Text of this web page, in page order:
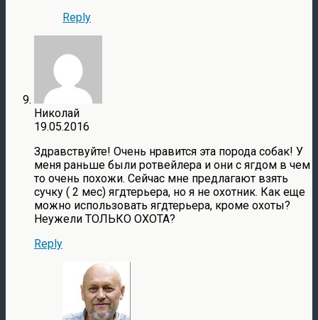
Reply
Николай
19.05.2016
Здравствуйте! Очень нравится эта порода собак! У
меня раньше были ротвейлера и они с ягдом в чем
то очень похожи. Сейчас мне предлагают взять
сучку ( 2 мес) ягдтерьера, но я не охотник. Как еще
можно использовать ягдтерьера, кроме охоты?
Неужели ТОЛЬКО ОХОТА?
Reply